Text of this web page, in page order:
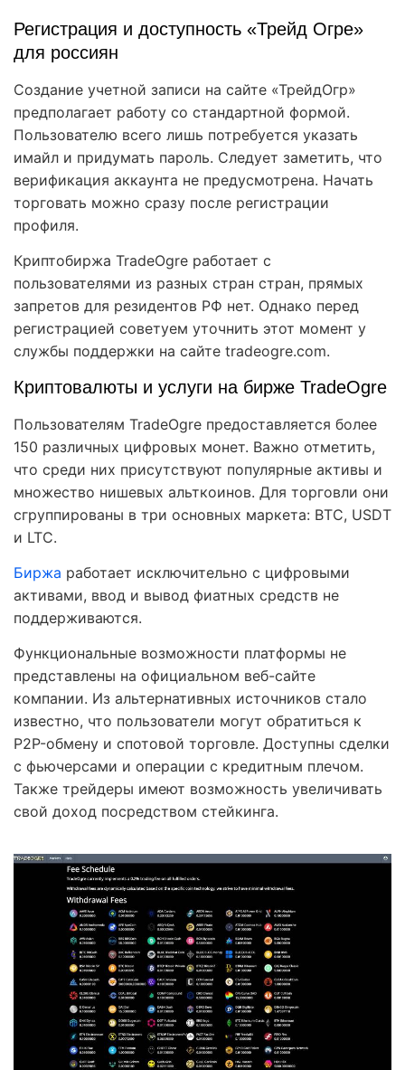
Регистрация и доступность «Трейд Огре»
для россиян
Создание учетной записи на сайте «ТрейдОгр»
предполагает работу со стандартной формой.
Пользователю всего лишь потребуется указать
имайл и придумать пароль. Следует заметить, что
верификация аккаунта не предусмотрена. Начать
торговать можно сразу после регистрации
профиля.
Криптобиржа TradeOgre работает с
пользователями из разных стран стран, прямых
запретов для резидентов РФ нет. Однако перед
регистрацией советуем уточнить этот момент у
службы поддержки на сайте tradeogre.com.
Криптовалюты и услуги на бирже TradeOgre
Пользователям TradeOgre предоставляется более
150 различных цифровых монет. Важно отметить,
что среди них присутствуют популярные активы и
множество нишевых альткоинов. Для торговли они
сгруппированы в три основных маркета: BTC, USDT
и LTC.
Биржа работает исключительно с цифровыми
активами, ввод и вывод фиатных средств не
поддерживаются.
Функциональные возможности платформы не
представлены на официальном веб-сайте
компании. Из альтернативных источников стало
известно, что пользователи могут обратиться к
P2P-обмену и спотовой торговле. Доступны сделки
с фьючерсами и операции с кредитным плечом.
Также трейдеры имеют возможность увеличивать
свой доход посредством стейкинга.